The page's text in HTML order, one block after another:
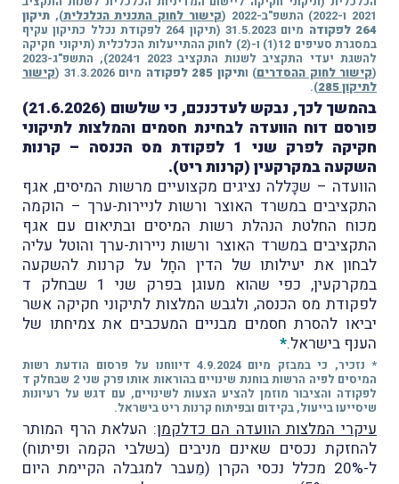
2021 ו-2022) התשפ"ב-2022 (
קישור לחוק התכנית הכלכלית), תיקון
264 לפקודה
מיום 31.5.2023 (תיקון 264 לפקודת נכלל כתיקון עקיף
במסגרת סעיפים 12(1) ו-(2) לחוק ההתייעלות הכלכלית (תיקוני חקיקה
להשגת יעדי התקציב לשנות התקציב 2023 ו־2024), התשפ"ג-2023
(קישור לחוק ההסדרים) ותיקון 285 לפקודה מיום 31.3.2026 (
קישור
לתיקון 285
).
בהמשך לכך, נבקש לעדכנכם, כי שלשום (21.6.2026)
פורסם דוח הוועדה לבחינת חסמים והמלצות לתיקוני
חקיקה לפרק שני 1 לפקודת מס הכנסה – קרנות
השקעה במקרקעין (קרנות ריט).
הוועדה – שכָּללה נציגים מקצועיים מרשות המיסים, אגף
התקציבים במשרד האוצר ורשות לניירות-ערך – הוקמה
מכוח החלטת הנהלת רשות המיסים ובתיאום עם אגף
התקציבים במשרד האוצר ורשות ניירות-ערך והוטל עליה
לבחון את יעילותו של הדין החָל על קרנות להשקעה
במקרקעין, כפי שהוא מעוגן בפרק שני 1 שבחלק ד
לפקודת מס הכנסה, ולגבש המלצות לתיקוני חקיקה אשר
יביאו להסרת חסמים מבניים המעכבים את צמיחתו של
הענף בישראל.*
* נזכיר, כי במבזק מיום 4.9.2024 דיווחנו על פרסום הודעת רשות
המיסים לפיה הרשות בוחנת שינויים בהוראות אותו פרק שני 2 שבחלק ד
לפקודה והציבור מוזמן להציע הצעות לשינויים, עם דגש על רעיונות
שיסייעו בייעול, בקידום ובפיתוח קרנות ריט בישראל.
עיקרי המלצות הוועדה הם כדלקמן: העלאת הרף המותר
להחזקת נכסים שאינם מניבים (בשלבי הקמה ופיתוח)
ל-20% מכלל נכסי הקרן (מֵעבר למגבלה הקיימת היום